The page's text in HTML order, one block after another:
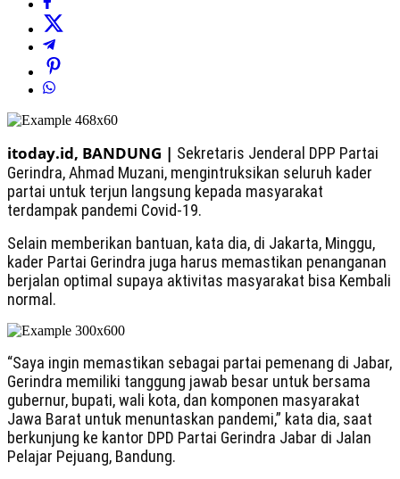
itoday.id, BANDUNG | Sekretaris Jenderal DPP Partai
Gerindra, Ahmad Muzani, mengintruksikan seluruh kader
partai untuk terjun langsung kepada masyarakat
terdampak pandemi Covid-19.
Selain memberikan bantuan, kata dia, di Jakarta, Minggu,
kader Partai Gerindra juga harus memastikan penanganan
berjalan optimal supaya aktivitas masyarakat bisa Kembali
normal.
“Saya ingin memastikan sebagai partai pemenang di Jabar,
Gerindra memiliki tanggung jawab besar untuk bersama
gubernur, bupati, wali kota, dan komponen masyarakat
Jawa Barat untuk menuntaskan pandemi,” kata dia, saat
berkunjung ke kantor DPD Partai Gerindra Jabar di Jalan
Pelajar Pejuang, Bandung.